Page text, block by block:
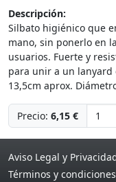
Descripción:
Silbato higiénico que
mano, sin ponerlo en
usuarios. Fuerte y
para unir a un lanyard
13,5cm aprox.
Precio: 6,15 €
Aviso Legal y
Términos y condiciones